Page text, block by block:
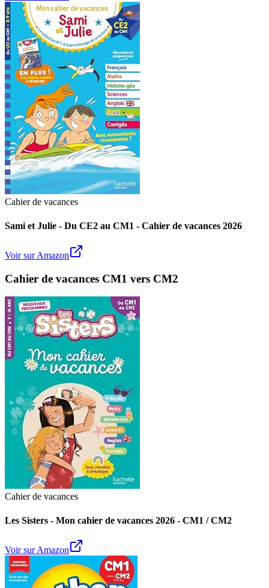
Cahier de vacances
Sami et Julie - Du CE2 au CM1 - Cahier de vacances 2026
Voir sur Amazon
Cahier de vacances CM1 vers CM2
Cahier de vacances
Les Sisters - Mon cahier de vacances 2026 - CM1 / CM2
Voir sur Amazon